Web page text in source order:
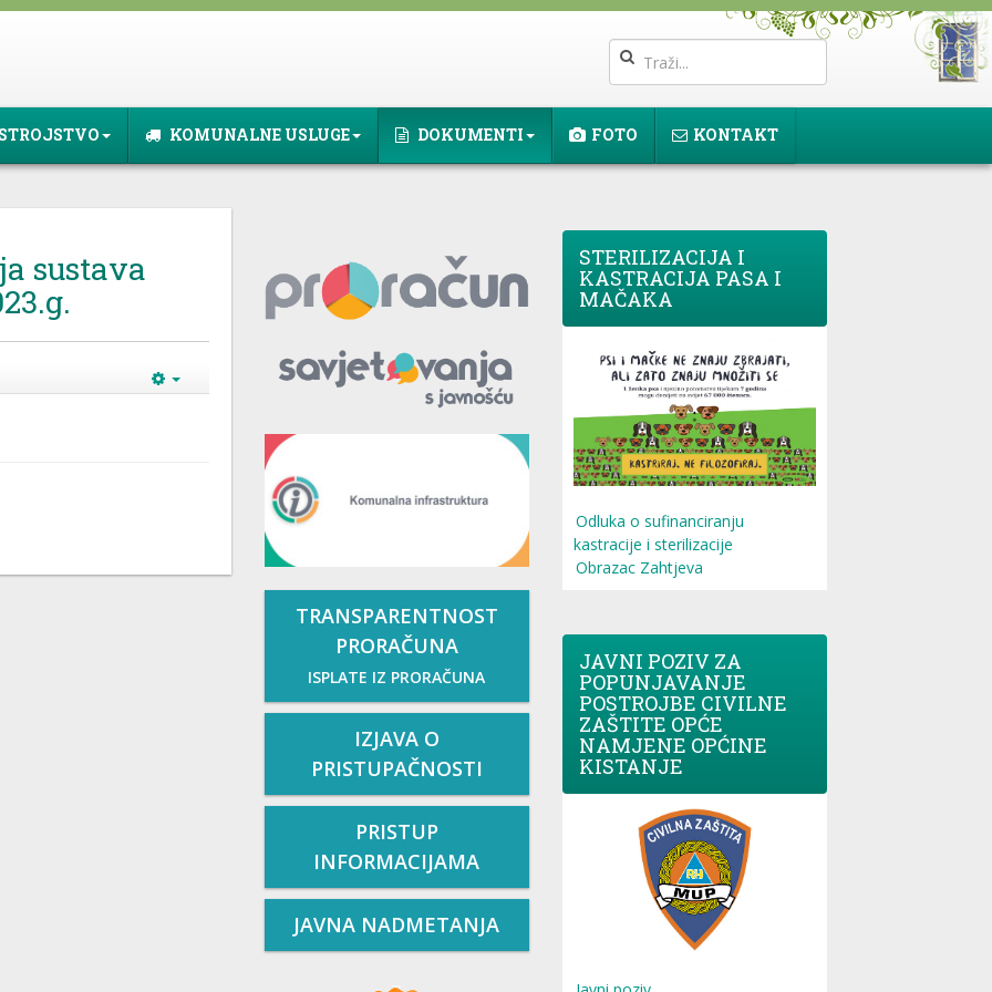
KOMUNALNE USLUGE DOKUMENTI FOTO KONTAKT
sustava
TRANSPARENTNOST
PRORAČUNA
ISPLATE IZ PRORAČUNA
IZJAVA O
PRISTUPAČNOSTI
PRISTUP
INFORMACIJAMA
JAVNA NADMETANJA
STERILIZACIJA I
KASTRACIJA PASA I
MAČAKA
Odluka o sufinanciranju
kastracije i sterilizacije
Obrazac Zahtjeva
JAVNI POZIV ZA
POPUNJAVANJE
POSTROJBE CIVILNE
ZAŠTITE OPĆE
NAMJENE OPĆINE
KISTANJE